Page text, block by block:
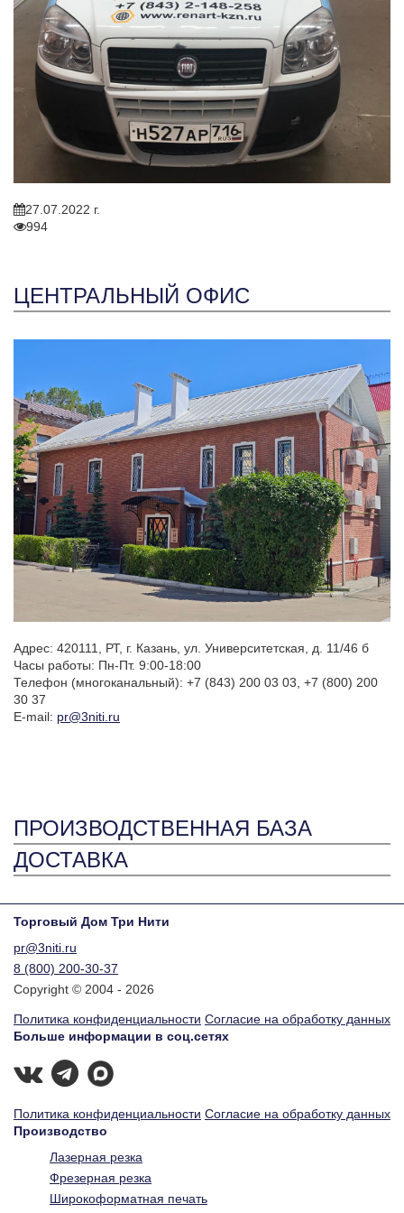
27.07.2022 г.
994
ЦЕНТРАЛЬНЫЙ ОФИС
Адрес: 420111, РТ, г. Казань, ул. Университетская, д. 11/46 б
Часы работы: Пн-Пт. 9:00-18:00
Телефон (многоканальный): +7 (843) 200 03 03, +7 (800) 200
30 37
E-mail: pr@3niti.ru
ПРОИЗВОДСТВЕННАЯ БАЗА
ДОСТАВКА
Торговый Дом Три Нити
pr@3niti.ru
8 (800) 200-30-37
Copyright © 2004 - 2026
Политика конфиденциальности Согласие на обработку данных
Больше информации в соц.сетях
Политика конфиденциальности Согласие на обработку данных
Производство
Лазерная резка
Фрезерная резка
Широкоформатная печать